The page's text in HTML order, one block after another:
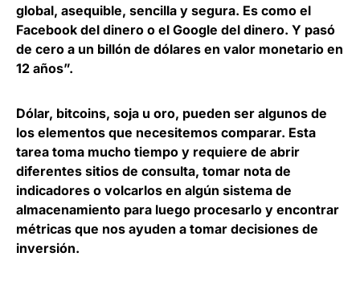
global, asequible, sencilla y segura. Es como el
Facebook del dinero o el Google del dinero. Y pasó
de cero a un billón de dólares en valor monetario en
12 años”.
Dólar, bitcoins, soja u oro, pueden ser algunos de
los elementos que necesitemos comparar. Esta
tarea toma mucho tiempo y requiere de abrir
diferentes sitios de consulta, tomar nota de
indicadores o volcarlos en algún sistema de
almacenamiento para luego procesarlo y encontrar
métricas que nos ayuden a tomar decisiones de
inversión.